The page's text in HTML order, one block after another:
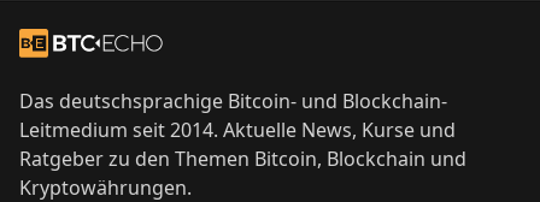
Zur Startseite
Das deutschsprachige Bitcoin- und Blockchain-
Leitmedium seit 2014. Aktuelle News, Kurse und
Ratgeber zu den Themen Bitcoin, Blockchain und
Kryptowährungen.